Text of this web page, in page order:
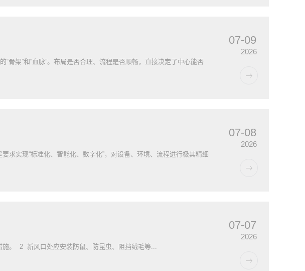
骨架”和“血脉”。布局是否合理、流程是否顺畅，直接决定了中心能否
07-09
2026
求实现“标准化、智能化、数字化”，对设备、环境、流程进行极其精细
07-08
2026
。 2 新风口处应安装防鼠、防昆虫、阻挡绒毛等...
07-07
2026